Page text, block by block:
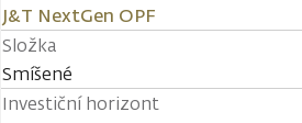
J&T NextGen OPF
Složka
Smíšené
Investiční horizont